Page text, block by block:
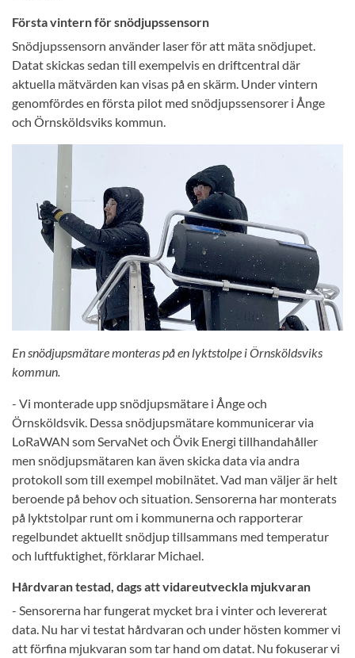
Första vintern för snödjupssensorn
Snödjupssensorn använder laser för att mäta snödjupet.
Datat skickas sedan till exempelvis en driftcentral där
aktuella mätvärden kan visas på en skärm. Under vintern
genomfördes en första pilot med snödjupssensorer i Ånge
och Örnsköldsviks kommun.
En snödjupsmätare monteras på en lyktstolpe i Örnsköldsviks
kommun.
- Vi monterade upp snödjupsmätare i Ånge och
Örnsköldsvik. Dessa snödjupsmätare kommunicerar via
LoRaWAN som ServaNet och Övik Energi tillhandahåller
men snödjupsmätaren kan även skicka data via andra
protokoll som till exempel mobilnätet. Vad man väljer är helt
beroende på behov och situation. Sensorerna har monterats
på lyktstolpar runt om i kommunerna och rapporterar
regelbundet aktuellt snödjup tillsammans med temperatur
och luftfuktighet, förklarar Michael.
Hårdvaran testad, dags att vidareutveckla mjukvaran
- Sensorerna har fungerat mycket bra i vinter och levererat
data. Nu har vi testat hårdvaran och under hösten kommer vi
att förfina mjukvaran som tar hand om datat. Nu fokuserar vi